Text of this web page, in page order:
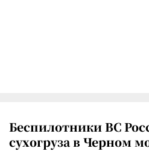
Беспилотники ВС
сухогруза в Черном